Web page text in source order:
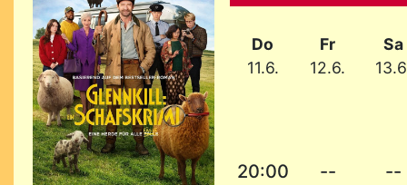
Do
11.6.
Fr
12.6.
Sa
20:00 -- --